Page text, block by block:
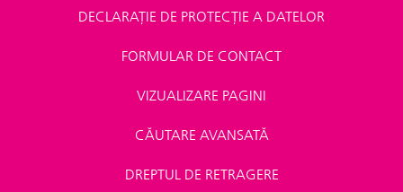
DECLARAȚIE DE PROTECȚIE A DATELOR
FORMULAR DE CONTACT
VIZUALIZARE PAGINI
CĂUTARE AVANSATĂ
DREPTUL DE RETRAGERE